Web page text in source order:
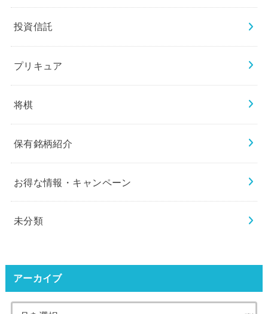
投資信託
プリキュア
将棋
保有銘柄紹介
お得な情報・キャンペーン
未分類
アーカイブ